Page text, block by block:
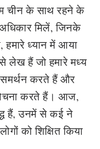
चीन के साथ रहने के
मिलें, जिनके
ध्यान में आया
लेख हैं जो हमारे मध्य
समर्थन करते हैं और
करते हैं। आज,
हैं, उनमें से कई ने
को शिक्षित किया